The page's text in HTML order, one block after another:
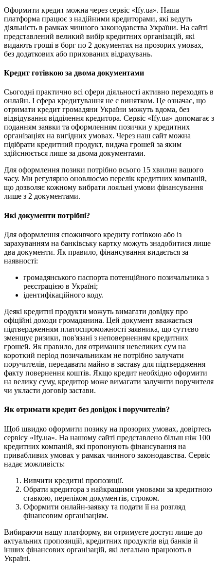
Оформити кредит можна через сервіс «Ify.ua». Наша
платформа працює з надійними кредиторами, які ведуть
діяльність в рамках чинного законодавства України. На сайті
представлений великий вибір кредитних організацій, які
видають гроші в борг по 2 документах на прозорих умовах,
без додаткових або прихованих відрахувань.
Кредит готівкою за двома документами
Сьогодні практично всі сфери діяльності активно переходять в
онлайн. І сфера кредитування не є винятком. Це означає, що
отримати кредит громадяни України можуть вдома, без
відвідування відділення кредитора. Сервіс «Ify.ua» допомагає з
поданням заявки та оформленням позички у кредитних
організаціях на вигідних умовах. Через наш сайт можна
підібрати кредитний продукт, видача грошей за яким
здійснюється лише за двома документами.
Для оформлення позики потрібно всього 15 хвилин вашого
часу. Ми регулярно оновлюємо перелік кредитних компаній,
що дозволяє кожному вибрати лояльні умови фінансування
лише з 2 документами.
Які документи потрібні?
Для оформлення споживчого кредиту готівкою або із
зарахуванням на банківську картку можуть знадобитися лише
два документи. Як правило, фінансування видається за
наявності:
громадянського паспорта потенційного позичальника з
реєстрацією в Україні;
ідентифікаційного коду.
Деякі кредитні продукти можуть вимагати довідку про
офіційні доходи громадянина. Цей документ вважається
підтвердженням платоспроможності заявника, що суттєво
зменшує ризики, пов'язані з неповерненням кредитних
грошей. Як правило, для отримання невеликих сум на
короткий період позичальникам не потрібно залучати
поручителів, передавати майно в заставу для підтвердження
факту повернення коштів. Якщо кредит необхідно оформити
на велику суму, кредитор може вимагати залучити поручителя
чи укласти договір застави.
Як отримати кредит без довідок і поручителів?
Щоб швидко оформити позику на прозорих умовах, довіртесь
сервісу «Ify.ua». На нашому сайті представлено більш ніж 100
кредитних компаній, які пропонують фінансування на
привабливих умовах у рамках чинного законодавства. Сервіс
надає можливість:
Вивчити кредитні пропозиції.
Обрати кредитора з найкращими умовами за кредитною
ставкою, переліком документів, строком.
Оформити онлайн-заявку та подати її на розгляд
фінансовим організаціям.
Вибираючи нашу платформу, ви отримуєте доступ лише до
актуальних пропозицій, кредитних продуктів від банків й
інших фінансових організацій, які легально працюють в
Україні.